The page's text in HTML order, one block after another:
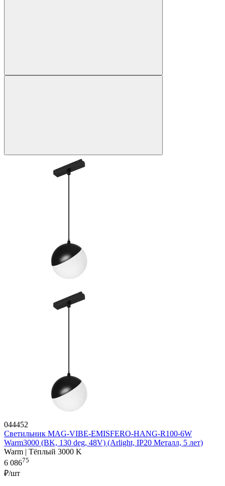
044452
Светильник MAG-VIBE-EMISFERO-HANG-R100-6W
Warm3000 (BK, 130 deg, 48V) (Arlight, IP20 Металл, 5 лет)
Warm | Тёплый 3000 K
6 08675
₽/шт